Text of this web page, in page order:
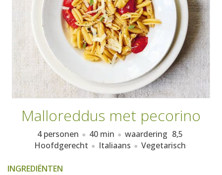
KOOKBOEKEN
Malloreddus met pecorino
4 personen 40 min waardering 8,5
Hoofdgerecht
Italiaans Vegetarisch
INGREDIËNTEN